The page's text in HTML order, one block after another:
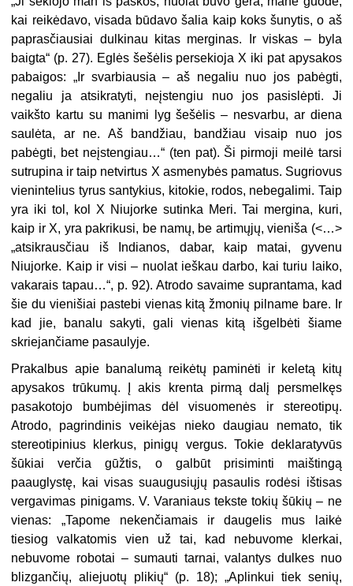
kai reikėdavo, visada būdavo šalia kaip koks šunytis, o aš
paprasčiausiai dulkinau kitas merginas. Ir viskas – byla
baigta“ (p. 27). Eglės šešėlis persekioja X iki pat apysakos
pabaigos: „Ir svarbiausia – aš negaliu nuo jos pabėgti,
negaliu ja atsikratyti, neįstengiu nuo jos pasislėpti. Ji
vaikšto kartu su manimi lyg šešėlis – nesvarbu, ar diena
saulėta, ar ne. Aš bandžiau, bandžiau visaip nuo jos
pabėgti, bet neįstengiau…“ (ten pat). Ši pirmoji meilė tarsi
sutrupina ir taip netvirtus X asmenybės pamatus. Sugriovus
vienintelius tyrus santykius, kitokie, rodos, nebegalimi. Taip
yra iki tol, kol X Niujorke sutinka Meri. Tai mergina, kuri,
kaip ir X, yra pakrikusi, be namų, be artimųjų, vieniša (<…>
„atsikrausčiau iš Indianos, dabar, kaip matai, gyvenu
Niujorke. Kaip ir visi – nuolat ieškau darbo, kai turiu laiko,
vakarais tapau…“, p. 92). Atrodo savaime suprantama, kad
šie du vienišiai pastebi vienas kitą žmonių pilname bare. Ir
kad jie, banalu sakyti, gali vienas kitą išgelbėti šiame
skriejančiame pasaulyje.
Prakalbus apie banalumą reikėtų paminėti ir keletą kitų
apysakos trūkumų. Į akis krenta pirmą dalį persmelkęs
pasakotojo bumbėjimas dėl visuomenės ir stereotipų.
Atrodo, pagrindinis veikėjas nieko daugiau nemato, tik
stereotipinius klerkus, pinigų vergus. Tokie deklaratyvūs
šūkiai verčia gūžtis, o galbūt prisiminti maištingą
paauglystę, kai visas suaugusiųjų pasaulis rodėsi ištisas
vergavimas pinigams. V. Varaniaus tekste tokių šūkių – ne
vienas: „Tapome nekenčiamais ir daugelis mus laikė
tiesiog valkatomis vien už tai, kad nebuvome klerkai,
nebuvome robotai – sumauti tarnai, valantys dulkes nuo
blizgančių, aliejuotų plikių“ (p. 18); „Aplinkui tiek senių,